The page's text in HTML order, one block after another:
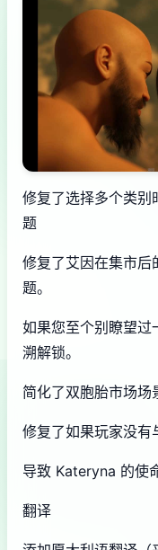
修复了选择多个类别
题
修复了艾因在集市后
题。
如果您至个别瞭望过
溯解锁。
简化了双胞胎市场场
修复了如果玩家没有
导致 Kateryna 的使
翻译